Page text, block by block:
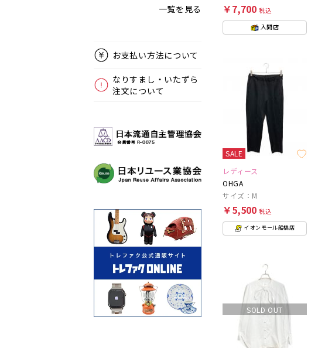
一覧を見る
お支払い方法について
なりすまし・いたずら
注文について
￥7,700 税込
入間店
SALE
レディース
OHGA
サイズ：M
￥5,500 税込
イオンモール船橋店
SOLD OUT